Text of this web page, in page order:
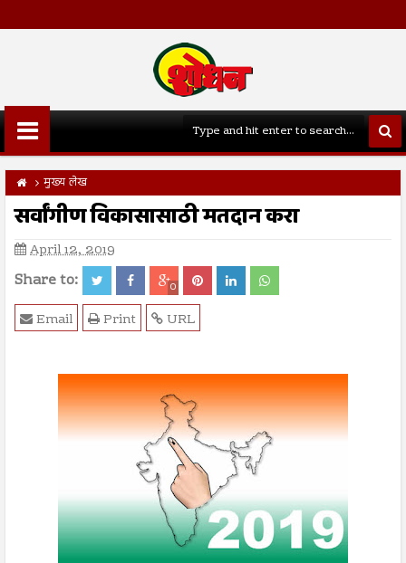
मुख्य लेख
सर्वांगीण विकासासाठी मतदान करा
April 12, 2019
Share to: 0
URL
Print
Email